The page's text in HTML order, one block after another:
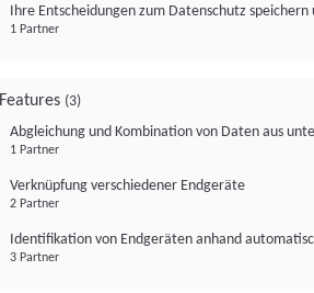
Ihre Entscheidungen zum Datenschutz
1 Partner
Features (3)
Abgleichung und Kombination von Daten aus
1 Partner
Verknüpfung verschiedener Endgeräte
2 Partner
Identifikation von Endgeräten anhand
3 Partner